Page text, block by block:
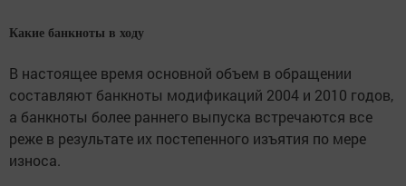
Какие банкноты в ходу
В настоящее время основной объем в обращении
составляют банкноты модификаций 2004 и 2010 годов,
а банкноты более раннего выпуска встречаются все
реже в результате их постепенного изъятия по мере
износа.